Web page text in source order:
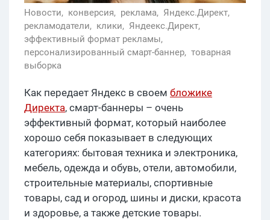
Новости, конверсия, реклама, Яндекс.Директ,
рекламодатели, клики, Яндеекс.Директ,
эффективный формат рекламы,
персонализированный смарт-баннер, товарная
выборка
Как передает Яндекс в своем бложике
Директа, смарт-баннеры – очень
эффективный формат, который наиболее
хорошо себя показывает в следующих
категориях: бытовая техника и электроника,
мебель, одежда и обувь, отели, автомобили,
строительные материалы, спортивные
товары, сад и огород, шины и диски, красота
и здоровье, а также детские товары.